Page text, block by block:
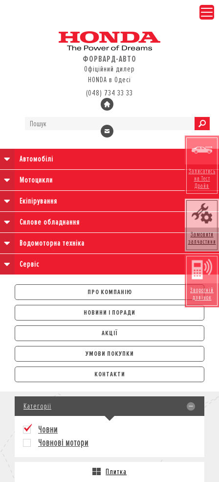
ФОРВАРД-АВТО
Офіційний дилер
HONDA в Одесі
(048) 734 33 33
Автомобілі
Мотоцикли
Екіпірування
Силове обладнання
Водомоторна техніка
Сервіс
ПРО КОМПАНІЮ
НОВИНИ І ПОРАДИ
АКЦІЇ
УМОВИ ПОКУПКИ
АВТОМОБІЛІ
ЛІЗИНГ
КРЕДИТ
СТРАХУВАННЯ
КОРПОРАТИВНИМ КЛІЄНТАМ
МОТОЦИКЛИ
КОРПОРАТИВНИМ КЛІЄНТАМ
КОНТАКТИ
Записатись
на Тест
Драйв
Замовити
запчастини
Зворотній
дзвінок
Категорії
Човни
Човнові мотори
Плитка